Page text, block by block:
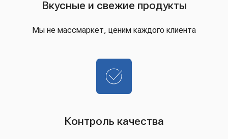
Вкусные и свежие продукты
Мы не массмаркет, ценим каждого клиента
Контроль качества